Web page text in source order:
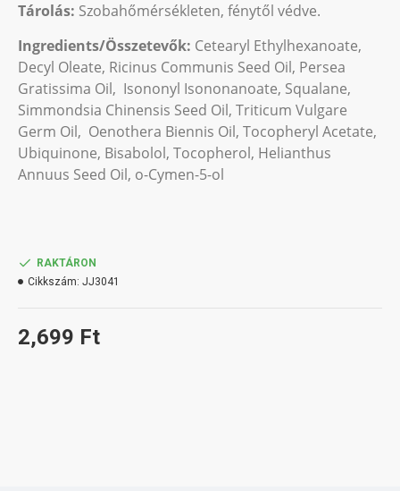
Tárolás: Szobahőmérsékleten, fénytől védve.
Ingredients/Összetevők: Cetearyl Ethylhexanoate,
Decyl Oleate, Ricinus Communis Seed Oil, Persea
Gratissima Oil, Isononyl Isononanoate, Squalane,
Simmondsia Chinensis Seed Oil, Triticum Vulgare
Germ Oil, Oenothera Biennis Oil, Tocopheryl Acetate,
Ubiquinone, Bisabolol, Tocopherol, Helianthus
Annuus Seed Oil, o-Cymen-5-ol
2,699 Ft
RAKTÁRON
Cikkszám: JJ3041